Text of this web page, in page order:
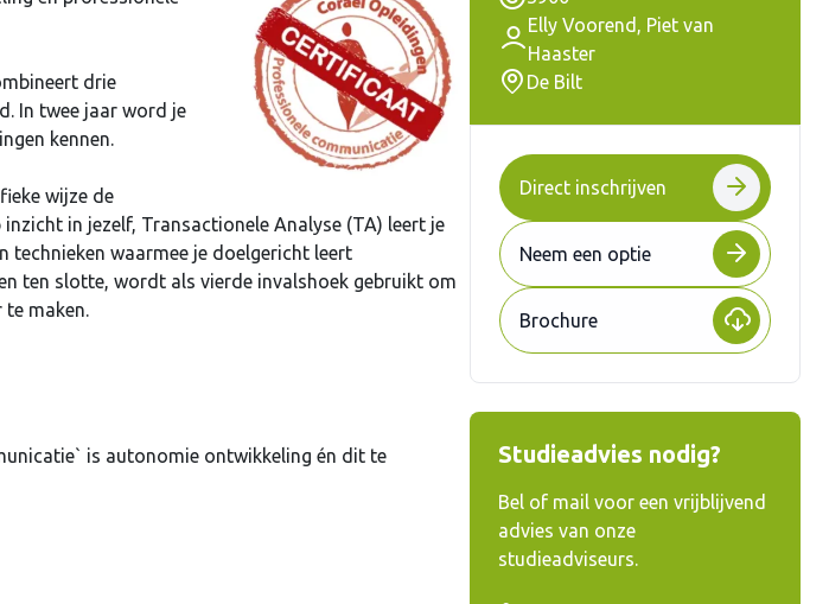
drie
In twee jaar word je
kennen.
wijze de
in jezelf, Transactionele Analyse (TA) leert je
technieken waarmee je doelgericht leert
ten slotte, wordt als vierde invalshoek gebruikt om
maken.
is autonomie ontwikkeling én dit te
Elly Voorend, Piet van
Haaster
De Bilt
Direct inschrijven
Neem een optie
Brochure
Studieadvies nodig?
Bel of mail voor een vrijblijvend
advies van onze
studieadviseurs.